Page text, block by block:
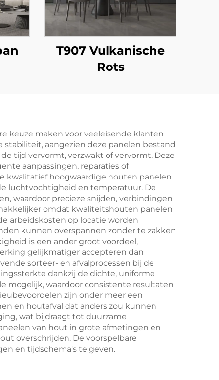
T907 Vulkanische
Rots
keuze maken voor veeleisende klanten
aangezien deze panelen bestand
tijd vervormt, verzwakt of vervormt. Deze
aanpassingen, reparaties of
kwalitatief hoogwaardige houten panelen
luchtvochtigheid en temperatuur. De
waardoor precieze snijden, verbindingen
omdat kwaliteitshouten panelen
arbeidskosten op locatie worden
kunnen overspannen zonder te zakken
is een ander groot voordeel,
gelijkmatiger accepteren dan
sorteer- en afvalprocessen bij de
dankzij de dichte, uniforme
mogelijk, waardoor consistente resultaten
zijn onder meer een
en houtafval dat anders zou kunnen
wat bijdraagt tot duurzame
van hout in grote afmetingen en
overschrijden. De voorspelbare
en tijdschema's te geven.